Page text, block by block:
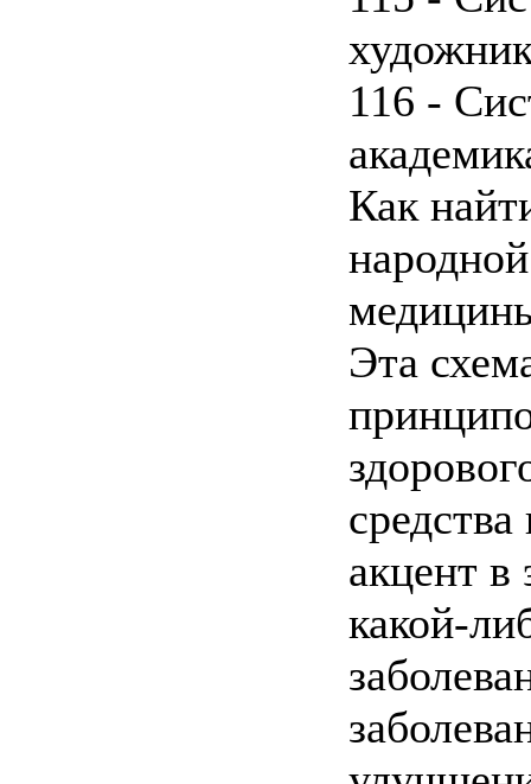
116 -
Как
народной
Эта
акцент
какой-